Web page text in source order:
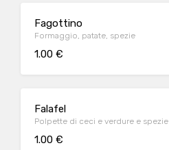
Fagottino
Formaggio, patate, spezie
1.00 €
Falafel
Polpette di ceci e verdure e spezie
1.00 €